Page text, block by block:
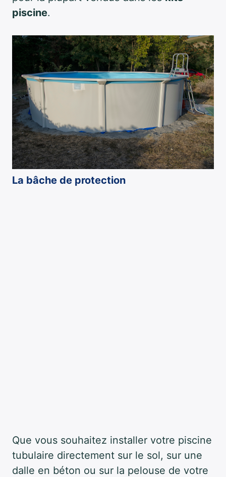
piscine.
La bâche de protection
Que vous souhaitez installer votre piscine
tubulaire directement sur le sol, sur une
dalle en béton ou sur la pelouse de votre